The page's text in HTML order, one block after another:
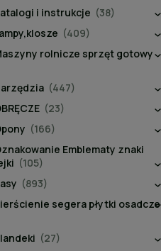
i instrukcje (38)
(409)
rolnicze sprzęt gotowy
(447)
(23)
(166)
Emblematy znaki
(105)
(893)
segera płytki osadcze
(27)